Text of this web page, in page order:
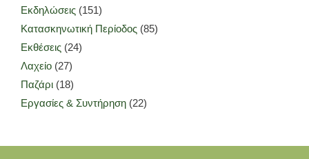
Εκδηλώσεις (151)
Κατασκηνωτική Περίοδος (85)
Εκθέσεις (24)
Λαχείο (27)
Παζάρι (18)
Εργασίες & Συντήρηση (22)